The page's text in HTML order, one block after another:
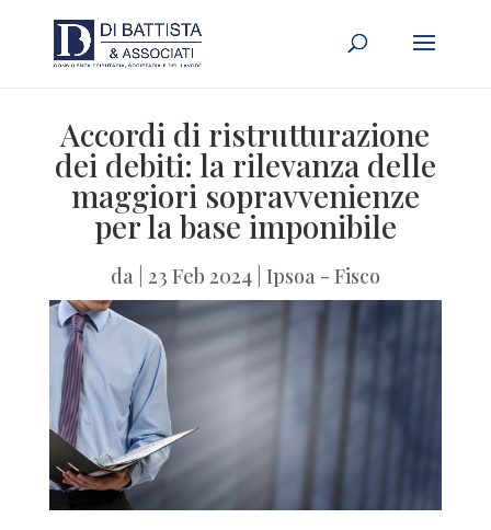
Accordi di ristrutturazione
dei debiti: la rilevanza delle
maggiori sopravvenienze
per la base imponibile
da 23 Feb 2024| Ipsoa - Fisco